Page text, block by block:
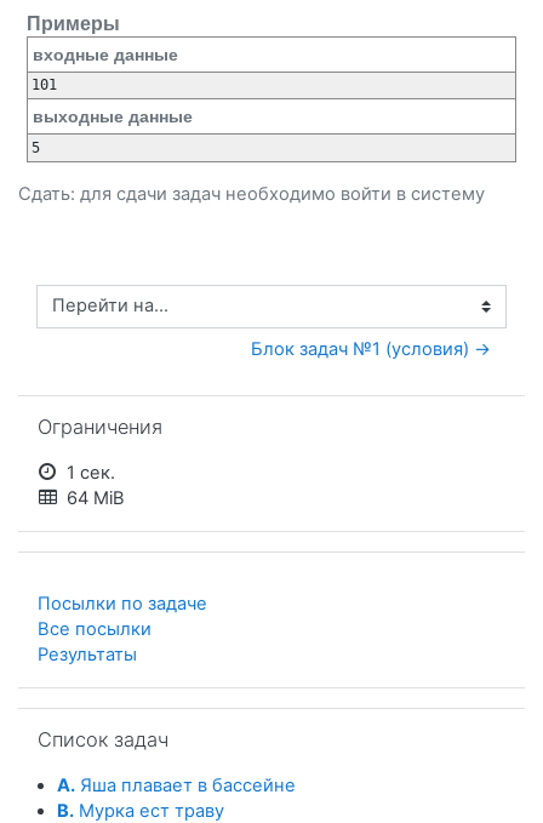
Примеры
входные данные
выходные данные
Сдать: для сдачи задач необходимо войти в систему
Перейти на...
Блок задач №1 (условия) →
Ограничения
1 сек.
64 MiB
Посылки по задаче
Все посылки
Результаты
Список задач
A. Яша плавает в бассейне
B. Мурка ест траву